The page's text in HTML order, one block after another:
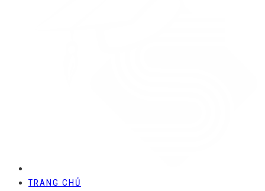
TRANG CHỦ